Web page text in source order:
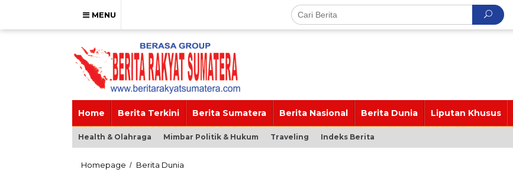
MENU
Home Berita Terkini Berita Sumatera Berita Nasional Berita Dunia Liputan Khusus
Health & Olahraga Mimbar Politik & Hukum Traveling Indeks Berita
Homepage / Berita Dunia